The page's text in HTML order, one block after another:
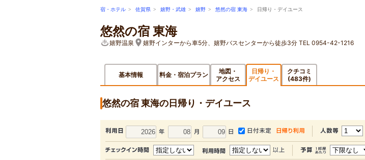
宿・ホテル > 佐賀県 > 嬉野・武雄 > 嬉野 > 悠然の宿 東海 > 日帰り・デイユース
悠然の宿 東海
嬉野温泉 嬉野インターから車5分、嬉野バスセンターから徒歩3分 TEL 0954-42-1216
基本情報 料金・宿泊プラン
地図・
アクセス
日帰り・
デイユース
クチコミ
(483件)
悠然の宿 東海の日帰り・デイユース